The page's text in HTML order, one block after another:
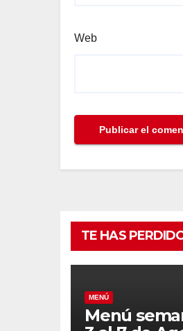
Web
TE HAS
MENÚ
Menú